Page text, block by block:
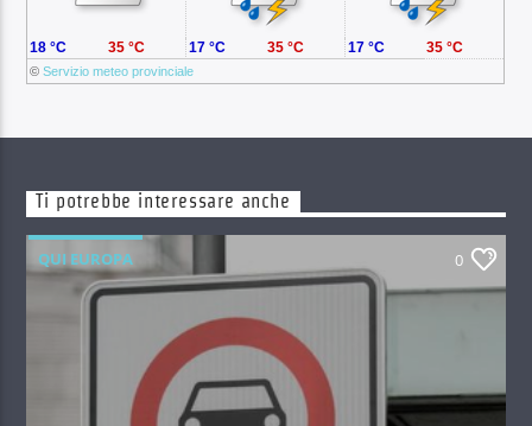
©Servizio meteo provinciale
18 °C 35 °C 17 °C 35 °C 17 °C 35 °C
Ti potrebbe interessare anche
QUI EUROPA 0